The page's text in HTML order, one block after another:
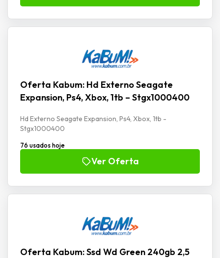
Oferta Kabum: Hd Externo Seagate
Expansion, Ps4, Xbox, 1tb – Stgx1000400
Hd Externo Seagate Expansion, Ps4, Xbox, 1tb -
Stgx1000400
76 usados hoje
Ver Oferta
Oferta Kabum: Ssd Wd Green 240gb 2,5